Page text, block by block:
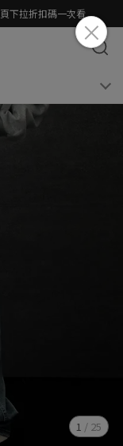
下拉折扣碼一次看
1 / 25